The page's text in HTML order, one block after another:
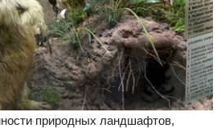
природных ландшафтов,